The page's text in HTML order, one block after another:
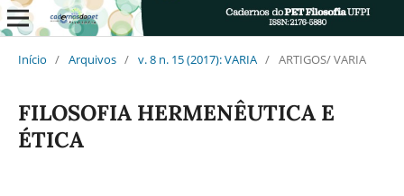
Início / Arquivos / v. 8 n. 15 (2017): VARIA / ARTIGOS/ VARIA
FILOSOFIA HERMENÊUTICA E
ÉTICA